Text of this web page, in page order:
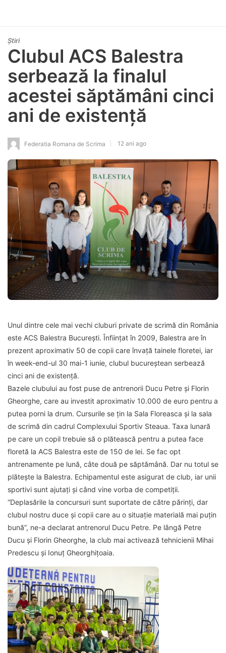
Știri
Clubul ACS Balestra
serbează la finalul
acestei săptămâni cinci
ani de existență
Federatia Romana de Scrima 12 ani ago
Unul dintre cele mai vechi cluburi private de scrimă din România
este ACS Balestra București. Înființat în 2009, Balestra are în
prezent aproximativ 50 de copii care învață tainele floretei, iar
în week-end-ul 30 mai-1 iunie, clubul bucureștean serbează
cinci ani de existență.
Bazele clubului au fost puse de antrenorii Ducu Petre și Florin
Gheorghe, care au investit aproximativ 10.000 de euro pentru a
putea porni la drum. Cursurile se țin la Sala Floreasca și la sala
de scrimă din cadrul Complexului Sportiv Steaua. Taxa lunară
pe care un copil trebuie să o plătească pentru a putea face
floretă la ACS Balestra este de 150 de lei. Se fac opt
antrenamente pe lună, câte două pe săptămână. Dar nu totul se
plătește la Balestra. Echipamentul este asigurat de club, iar unii
sportivi sunt ajutați și când vine vorba de competiții.
“Deplasările la concursuri sunt suportate de către părinți, dar
clubul nostru duce și copii care au o situație materială mai puțin
bună”, ne-a declarat antrenorul Ducu Petre. Pe lângă Petre
Ducu și Florin Gheorghe, la club mai activează tehnicienii Mihai
Predescu și Ionuț Gheorghițoaia.